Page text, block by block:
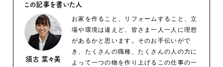
この記事を書いた人
須古 菜々美
お家を作ること、リフォームすること、立
場や環境は違えど、皆さま一人一人に理想
があるかと思います。そのお手伝いがで
き、たくさんの職種、たくさんの人の力に
よって一つの物を作り上げるこの仕事の一